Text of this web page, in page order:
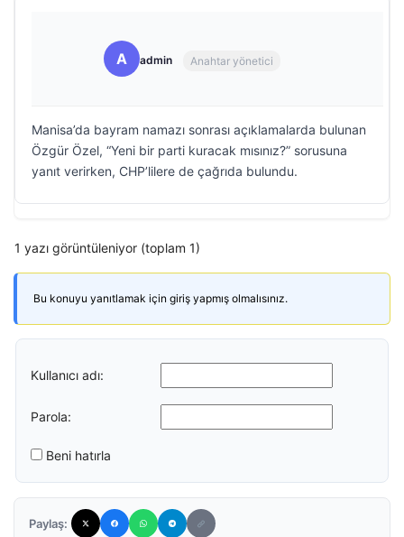
A admin Anahtar yönetici
Manisa’da bayram namazı sonrası açıklamalarda bulunan
Özgür Özel, “Yeni bir parti kuracak mısınız?” sorusuna
yanıt verirken, CHP’lilere de çağrıda bulundu.
1 yazı görüntüleniyor (toplam 1)
Bu konuyu yanıtlamak için giriş yapmış olmalısınız.
Kullanıcı adı:
Parola:
Beni hatırla
Paylaş: